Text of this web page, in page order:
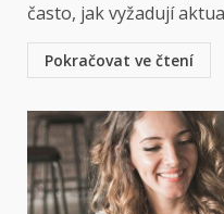
často, jak vyžadují
Pokračovat ve čtení